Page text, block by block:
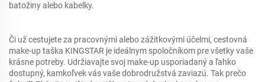
batožiny alebo kabelky.
Či už cestujete za pracovnými alebo zážitkovými účelmi, cestovná
make-up taška KINGSTAR je ideálnym spoločníkom pre všetky vaše
krásne potreby. Udržiavajte svoj make-up usporiadaný a ľahko
dostupný, kamkoľvek vás vaše dobrodružstvá zaviazú. Tak prečo